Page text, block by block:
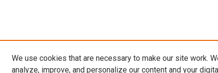
We use cookies that are necessary to make our site work.
analyze, improve, and personalize our content and your